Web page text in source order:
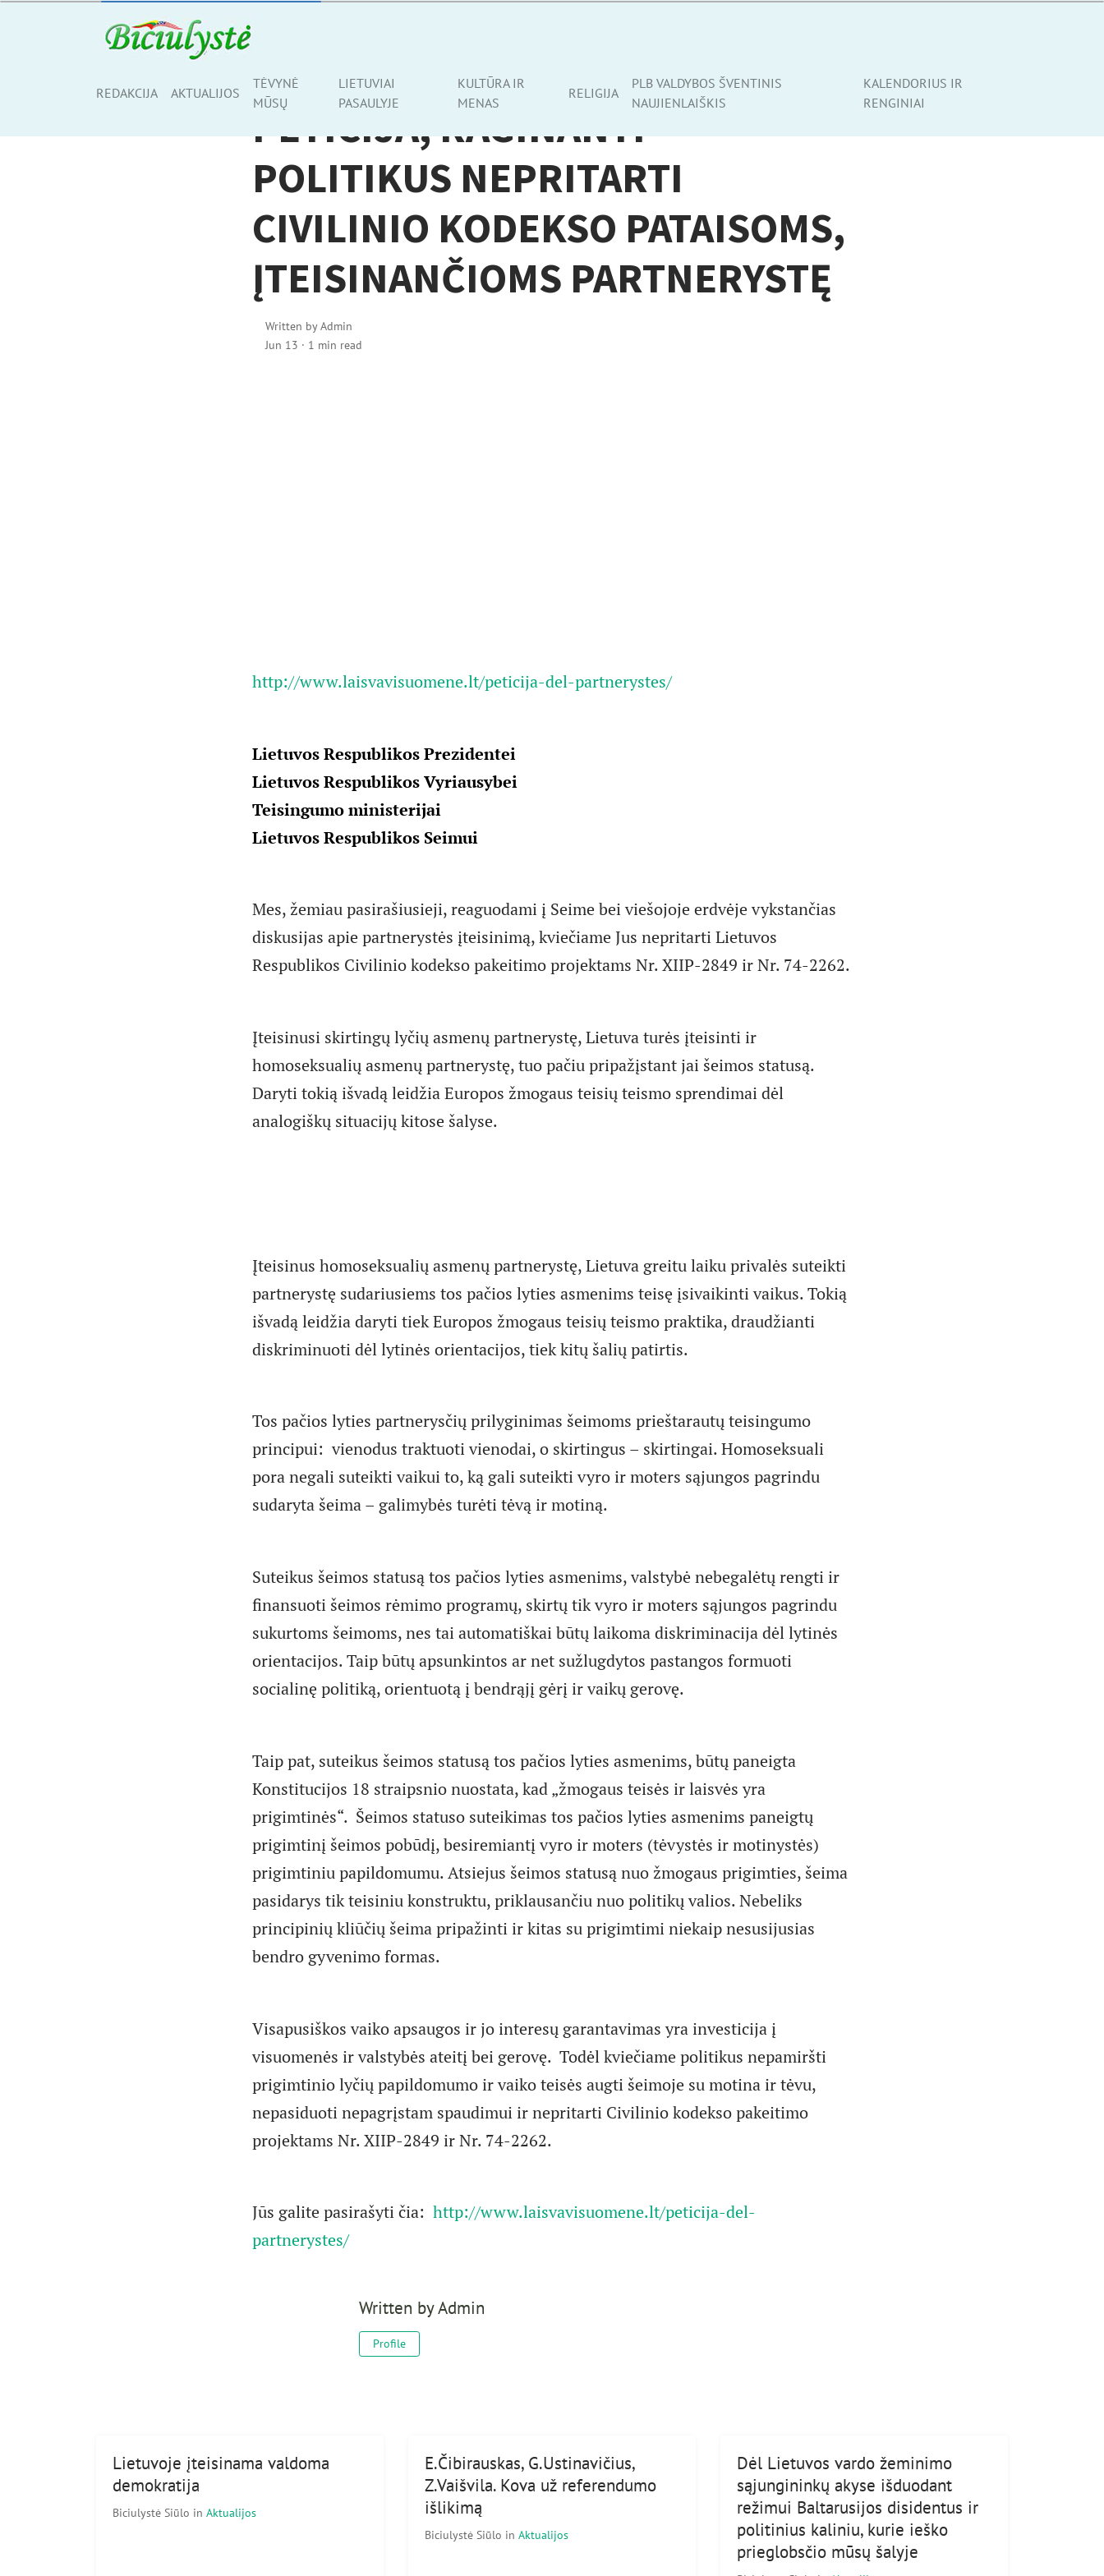
REDAKCIJA AKTUALIJOS
TĖVYNĖ
MŪSŲ
LIETUVIAI
PASAULYJE
KULTŪRA IR
MENAS
RELIGIJA
PLB VALDYBOS ŠVENTINIS
NAUJIENLAIŠKIS
KALENDORIUS IR
RENGINIAI
AKTUALIJOS
PETICIJA, RAGINANTI
POLITIKUS NEPRITARTI
CIVILINIO KODEKSO PATAISOMS,
ĮTEISINANČIOMS PARTNERYSTĘ
Written byAdmin
Jun 13 · 1 min read
http://www.laisvavisuomene.lt/peticija-del-partnerystes/
Lietuvos Respublikos Prezidentei
Lietuvos Respublikos Vyriausybei
Teisingumo ministerijai
Lietuvos Respublikos Seimui
Mes, žemiau pasirašiusieji, reaguodami į Seime bei viešojoje erdvėje vykstančias
diskusijas apie partnerystės įteisinimą, kviečiame Jus nepritarti Lietuvos
Respublikos Civilinio kodekso pakeitimo projektams Nr. XIIP-2849 ir Nr. 74-2262.
Įteisinusi skirtingų lyčių asmenų partnerystę, Lietuva turės įteisinti ir
homoseksualių asmenų partnerystę, tuo pačiu pripažįstant jai šeimos statusą.
Daryti tokią išvadą leidžia Europos žmogaus teisių teismo sprendimai dėl
analogiškų situacijų kitose šalyse.
Įteisinus homoseksualių asmenų partnerystę, Lietuva greitu laiku privalės suteikti
partnerystę sudariusiems tos pačios lyties asmenims teisę įsivaikinti vaikus. Tokią
išvadą leidžia daryti tiek Europos žmogaus teisių teismo praktika, draudžianti
diskriminuoti dėl lytinės orientacijos, tiek kitų šalių patirtis.
Tos pačios lyties partnerysčių prilyginimas šeimoms prieštarautų teisingumo
principui: vienodus traktuoti vienodai, o skirtingus – skirtingai. Homoseksuali
pora negali suteikti vaikui to, ką gali suteikti vyro ir moters sąjungos pagrindu
sudaryta šeima – galimybės turėti tėvą ir motiną.
Suteikus šeimos statusą tos pačios lyties asmenims, valstybė nebegalėtų rengti ir
finansuoti šeimos rėmimo programų, skirtų tik vyro ir moters sąjungos pagrindu
sukurtoms šeimoms, nes tai automatiškai būtų laikoma diskriminacija dėl lytinės
orientacijos. Taip būtų apsunkintos ar net sužlugdytos pastangos formuoti
socialinę politiką, orientuotą į bendrąjį gėrį ir vaikų gerovę.
Taip pat, suteikus šeimos statusą tos pačios lyties asmenims, būtų paneigta
Konstitucijos 18 straipsnio nuostata, kad „žmogaus teisės ir laisvės yra
prigimtinės“. Šeimos statuso suteikimas tos pačios lyties asmenims paneigtų
prigimtinį šeimos pobūdį, besiremiantį vyro ir moters (tėvystės ir motinystės)
prigimtiniu papildomumu. Atsiejus šeimos statusą nuo žmogaus prigimties, šeima
pasidarys tik teisiniu konstruktu, priklausančiu nuo politikų valios. Nebeliks
principinių kliūčių šeima pripažinti ir kitas su prigimtimi niekaip nesusijusias
bendro gyvenimo formas.
Visapusiškos vaiko apsaugos ir jo interesų garantavimas yra investicija į
visuomenės ir valstybės ateitį bei gerovę. Todėl kviečiame politikus nepamiršti
prigimtinio lyčių papildomumo ir vaiko teisės augti šeimoje su motina ir tėvu,
nepasiduoti nepagrįstam spaudimui ir nepritarti Civilinio kodekso pakeitimo
projektams Nr. XIIP-2849 ir Nr. 74-2262.
Jūs galite pasirašyti čia: http://www.laisvavisuomene.lt/peticija-del-
partnerystes/
Written byAdmin
Profile
Share
Lietuvoje įteisinama valdoma
demokratija
Biciulystė Siūlo in Aktualijos
E.Čibirauskas, G.Ustinavičius,
Z.Vaišvila. Kova už referendumo
išlikimą
Biciulystė Siūlo in Aktualijos
Dėl Lietuvos vardo žeminimo
sąjungininkų akyse išduodant
režimui Baltarusijos disidentus ir
politinius kaliniu, kurie ieško
prieglobsčio mūsų šalyje